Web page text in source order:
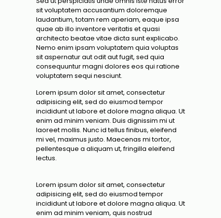
sit voluptatem accusantium doloremque
laudantium, totam rem aperiam, eaque ipsa
quae ab illo inventore veritatis et quasi
architecto beatae vitae dicta sunt explicabo.
Nemo enim ipsam voluptatem quia voluptas
sit aspernatur aut odit aut fugit, sed quia
consequuntur magni dolores eos qui ratione
voluptatem sequi nesciunt.
Lorem ipsum dolor sit amet, consectetur
adipisicing elit, sed do eiusmod tempor
incididunt ut labore et dolore magna aliqua. Ut
enim ad minim veniam. Duis dignissim mi ut
laoreet mollis. Nunc id tellus finibus, eleifend
mi vel, maximus justo. Maecenas mi tortor,
pellentesque a aliquam ut, fringilla eleifend
lectus.
Lorem ipsum dolor sit amet, consectetur
adipisicing elit, sed do eiusmod tempor
incididunt ut labore et dolore magna aliqua. Ut
enim ad minim veniam, quis nostrud